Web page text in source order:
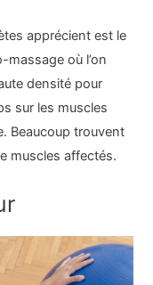
apprécient est le
massage où l’on
densité pour
sur les muscles
Beaucoup trouvent
muscles affectés.